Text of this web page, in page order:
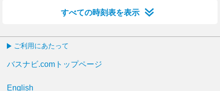
すべての時刻表を表示
ご利用にあたって
バスナビ.comトップページ
English